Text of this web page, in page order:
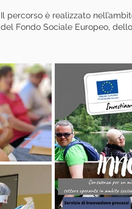
Il percorso è realizzato
del Fondo Sociale Europeo,